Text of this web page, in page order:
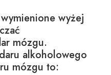
wyżej
mózgu.
alkoholowego
mózgu to: